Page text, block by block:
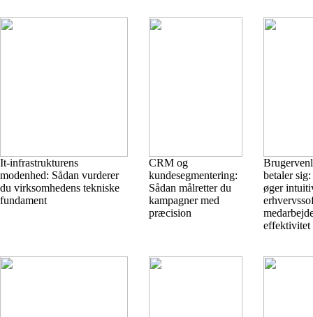
It-infrastrukturens
modenhed: Sådan vurderer
du virksomhedens tekniske
fundament
CRM og
kundesegmentering:
Sådan målretter du
kampagner med
præcision
betaler sig:
øger
effektivitet